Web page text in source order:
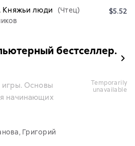
Княжьи люди
(Чтец)
$5.52
бестселлер.
игры. Основы
начинающих
Григорий
temporarily
unavailable